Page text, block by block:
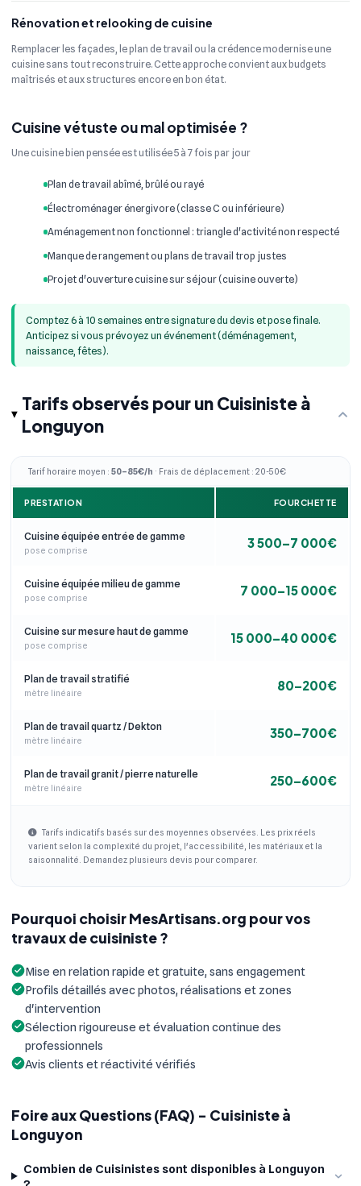
Rénovation et relooking de cuisine
Remplacer les façades, le plan de travail ou la crédence modernise une
cuisine sans tout reconstruire. Cette approche convient aux budgets
maîtrisés et aux structures encore en bon état.
Cuisine vétuste ou mal optimisée ?
Une cuisine bien pensée est utilisée 5 à 7 fois par jour
Plan de travail abîmé, brûlé ou rayé
Électroménager énergivore (classe C ou inférieure)
Aménagement non fonctionnel : triangle d'activité non respecté
Manque de rangement ou plans de travail trop justes
Projet d'ouverture cuisine sur séjour (cuisine ouverte)
Comptez 6 à 10 semaines entre signature du devis et pose finale.
Anticipez si vous prévoyez un événement (déménagement,
naissance, fêtes).
Tarifs observés pour un Cuisiniste à
Longuyon
Tarif horaire moyen : 50–85€/h · Frais de déplacement : 20-50€
PRESTATION FOURCHETTE
Cuisine équipée entrée de gamme
pose comprise 3 500–7 000€
Cuisine équipée milieu de gamme
pose comprise 7 000–15 000€
Cuisine sur mesure haut de gamme
pose comprise 15 000–40 000€
Plan de travail stratifié
mètre linéaire 80–200€
Plan de travail quartz / Dekton
mètre linéaire 350–700€
Plan de travail granit / pierre naturelle
mètre linéaire 250–600€
Tarifs indicatifs basés sur des moyennes observées. Les prix réels
varient selon la complexité du projet, l'accessibilité, les matériaux et la
saisonnalité. Demandez plusieurs devis pour comparer.
Pourquoi choisir MesArtisans.org pour vos
travaux de cuisiniste ?
Mise en relation rapide et gratuite, sans engagement
Profils détaillés avec photos, réalisations et zones
d'intervention
Sélection rigoureuse et évaluation continue des
professionnels
Avis clients et réactivité vérifiés
Foire aux Questions (FAQ) - Cuisiniste à
Longuyon
Combien de Cuisinistes sont disponibles à Longuyon